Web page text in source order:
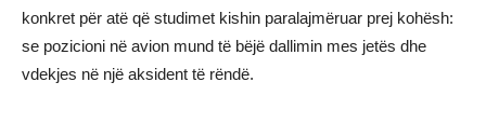
konkret për atë që studimet kishin paralajmëruar prej kohësh:
se pozicioni në avion mund të bëjë dallimin mes jetës dhe
vdekjes në një aksident të rëndë.